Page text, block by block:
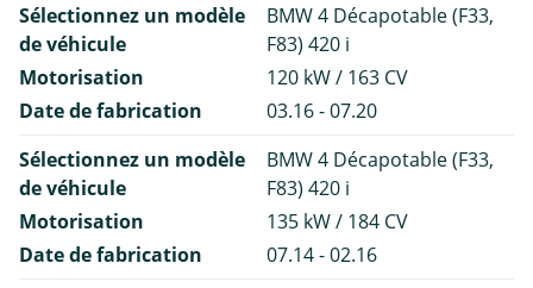
Sélectionnez un modèle
de véhicule
BMW 4 Décapotable (F33,
F83) 420 i
Motorisation
120 kW / 163 CV
Date de fabrication
03.16 - 07.20
Sélectionnez un modèle
de véhicule
BMW 4 Décapotable (F33,
F83) 420 i
Motorisation
135 kW / 184 CV
Date de fabrication
07.14 - 02.16